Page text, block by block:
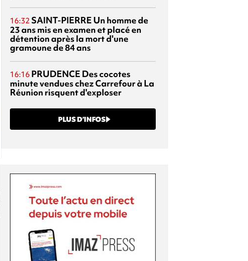
16:32 SAINT-PIERRE Un homme de
23 ans mis en examen et placé en
détention après la mort d'une
gramoune de 84 ans
16:16 PRUDENCE Des cocotes
minute vendues chez Carrefour à La
Réunion risquent d'exploser
PLUS D’INFOS